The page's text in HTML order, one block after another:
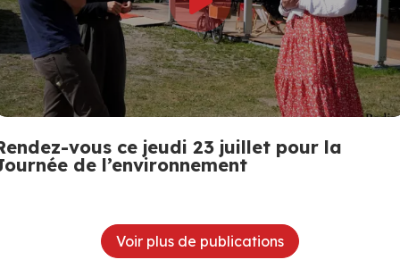
vous ce jeudi 23 juillet pour la
de l’environnement
Voir plus de publications